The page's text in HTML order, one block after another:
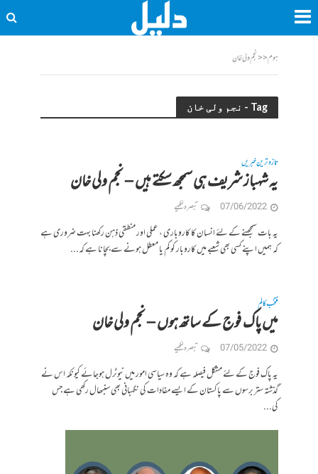
ہوم<<نجم ولی خان
Tag - نجم ولی خان
تازہ ترین خبریں
یہ شہباز شریف ہی سمجھ سکتے ہیں – نجم ولی خان
07/06/2022 تبصرہ لکھیے
یہ بات سمجھنے کے لئے انسان کا کاروباری ، عملی اور منطقی ذہن رکھنا بہت ضروری ہے
کہ ہمیں اپنے کسی بھی شعبے میں کاروبار کو کم یا معطل ہونے سے بچانا ہے کہ...
منتخب کالم
میں پاک فوج کے ساتھ ہوں – نجم ولی خان
07/05/2022 تبصرہ لکھیے
یہ پاک فوج کے لئے مشکل فیصلہ ہے کہ وہ سیاسی امور میں نیوٹرل ہوجائے کیونکہ اس نے
گذشتہ ستر برسوں سے پاکستان کے ایسے مفادات کی نگہبانی بھی سنبھال رکھی ہے جس
کی...